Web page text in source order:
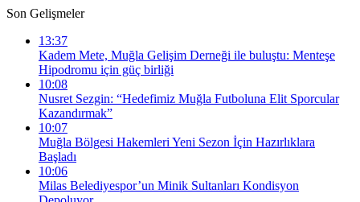
Son Gelişmeler
13:37
Kadem Mete, Muğla Gelişim Derneği ile buluştu: Menteşe
Hipodromu için güç birliği
10:08
Nusret Sezgin: “Hedefimiz Muğla Futboluna Elit Sporcular
Kazandırmak”
10:07
Muğla Bölgesi Hakemleri Yeni Sezon İçin Hazırlıklara
Başladı
10:06
Milas Belediyespor’un Minik Sultanları Kondisyon